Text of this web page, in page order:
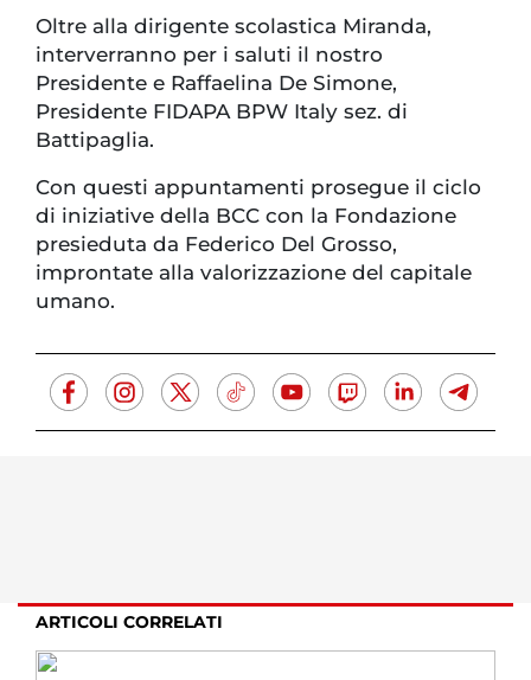
Oltre alla dirigente scolastica Miranda,
interverranno per i saluti il nostro
Presidente e Raffaelina De Simone,
Presidente FIDAPA BPW Italy sez. di
Battipaglia.
Con questi appuntamenti prosegue il ciclo
di iniziative della BCC con la Fondazione
presieduta da Federico Del Grosso,
improntate alla valorizzazione del capitale
umano.
ARTICOLI CORRELATI